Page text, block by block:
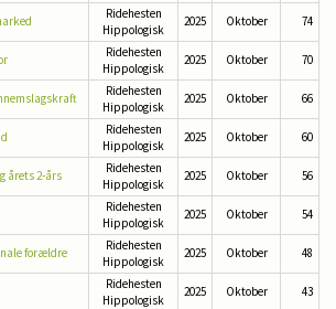
Ridehesten
Hippologisk
2025 Oktober 74
Ridehesten
Hippologisk
2025 Oktober 70
Ridehesten
Hippologisk
2025 Oktober 66
Ridehesten
Hippologisk
2025 Oktober 60
årets 2-års
Ridehesten
Hippologisk
2025 Oktober 56
Ridehesten
Hippologisk
2025 Oktober 54
forældre
Ridehesten
Hippologisk
2025 Oktober 48
Ridehesten
Hippologisk
2025 Oktober 43